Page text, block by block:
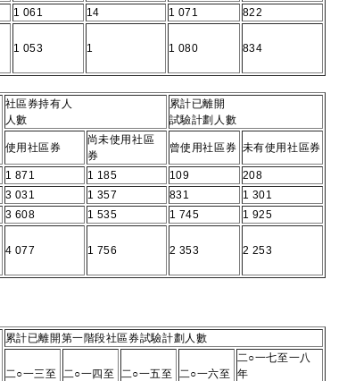
1 061 14 1 071
822
1 053 1 1 080 834
社區券持有人
人數
累計已離開
試驗計劃人數
使用社區券
尚未使用社區
券
曾使用社區券 未有使用社區券
1 871 1 185 109
208
3 031 1 357 831
1 301
3 608 1 535 1 745
1 925
4 077 1 756 2 353 2 253
累計已離開第一階段社區券試驗計劃人數
二○一三至
二○一四至
二○一五至
二○一六至
二○一七至一八
年